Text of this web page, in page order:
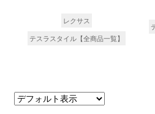
レクサス
テスラスタイル【全商品一覧】